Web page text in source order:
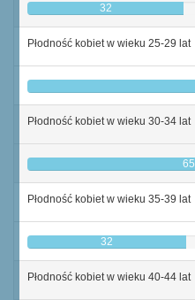
32
Płodność kobiet w wieku 25-29 lat
Płodność kobiet w wieku 30-34 lat
65
Płodność kobiet w wieku 35-39 lat
32
Płodność kobiet w wieku 40-44 lat